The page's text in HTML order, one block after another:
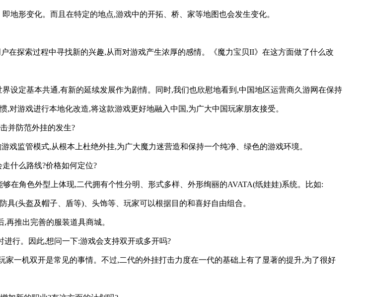
地形变化。而且在特定的地点,游戏中的开拓、桥、家等地图也会发生变化。
在探索过程中寻找新的兴趣,从而对游戏产生浓厚的感情。《魔力宝贝II》在这方面做了什么改
设定基本共通,有新的延续发展作为剧情。同时,我们也欣慰地看到,中国地区运营商久游网在保持
对游戏进行本地化改造,将这款游戏更好地融入中国,为广大中国玩家朋友接受。
并防范外挂的发生?
监管模式,从根本上杜绝外挂,为广大魔力迷营造和保持一个纯净、绿色的游戏环境。
什么路线?价格如何定位?
在角色外型上体现,二代拥有个性分明、形式多样、外形绚丽的AVATA(纸娃娃)系统。比如:
具(头盔及帽子、盾等)、头饰等、玩家可以根据目的和喜好自由组合。
推出完善的服装道具商城。
行。因此,想问一下:游戏会支持双开或多开吗?
一机双开是常见的事情。不过,二代的外挂打击力度在一代的基础上有了显著的提升,为了很好